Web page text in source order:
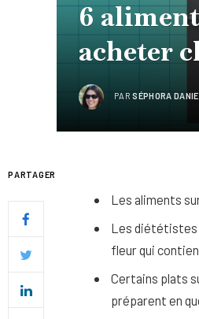
6
acheter
PAR SÉPHORA
PARTAGER
Les aliments
Les diététistes
fleur qui
Certains plats
préparent en